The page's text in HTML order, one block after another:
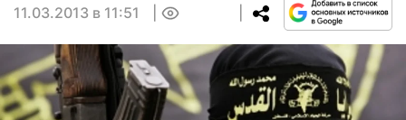
11.03.2013 в 11:51